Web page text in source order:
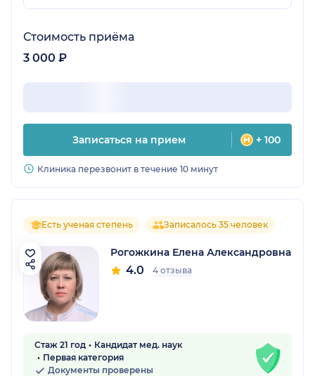
Стоимость приёма
3 000 ₽
Записаться на прием + 100
Клиника перезвонит в течение 10 минут
Есть ученая степень Записалось 35 человек
Рогожкина Елена Александровна
4.0 4 отзыва
Стаж 21 год
Кандидат мед. наук
Первая категория
Документы проверены